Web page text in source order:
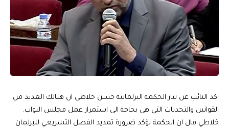
اكد النائب عن تيار الحكمة البرلمانية حسن خلاطي ان هنالك العديد من
القوانين والتحديات التي هي بحاجة الى استمرار عمل مجلس النواب.
خلاطي قال ان الحكمة تؤكد ضرورة تمديد الفصل التشريعي للبرلمان